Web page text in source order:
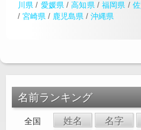
川県 / 愛媛県/高知県/ 福岡県 /
/ 宮崎県 / 鹿児島県 / 沖縄県
名前ランキング
全国 姓名 名字